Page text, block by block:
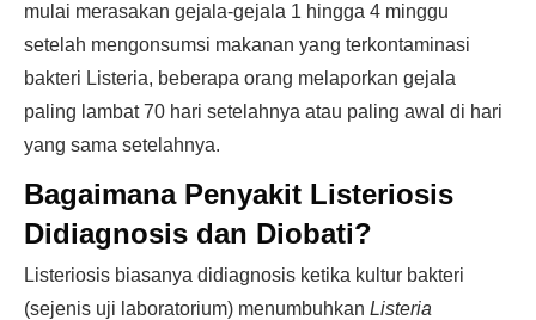
mulai merasakan gejala-gejala 1 hingga 4 minggu
setelah mengonsumsi makanan yang terkontaminasi
bakteri Listeria, beberapa orang melaporkan gejala
paling lambat 70 hari setelahnya atau paling awal di hari
yang sama setelahnya.
Bagaimana Penyakit Listeriosis
Didiagnosis dan Diobati?
Listeriosis biasanya didiagnosis ketika kultur bakteri
(sejenis uji laboratorium) menumbuhkan Listeria